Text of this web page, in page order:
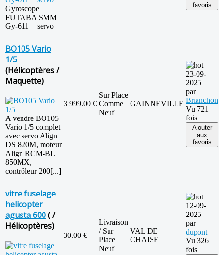
Gyroscope
FUTABA SMM
Gy-611 + servo
favoris
BO105 Vario
1/5
(Hélicoptères /
Maquette)
A vendre BO105
Vario 1/5 complet
avec servo Align
DS 820M, moteur
Align RCM-BL
850MX,
contrôleur 200[...]
3 999.00 €
Sur Place
Comme
Neuf
GAINNEVILLE
23-09-
2025
par
Brianchon
Vu 721
fois
Ajouter
aux
favoris
vitre fuselage
helicopter
agusta 600( /
Hélicoptères)
30.00 €
Livraison
/ Sur
Place
Neuf
VAL DE
CHAISE
12-09-
2025
par
dupont
Vu 326
fois